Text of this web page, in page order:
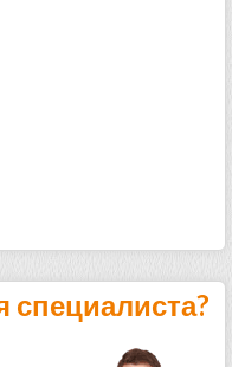
специалиста?